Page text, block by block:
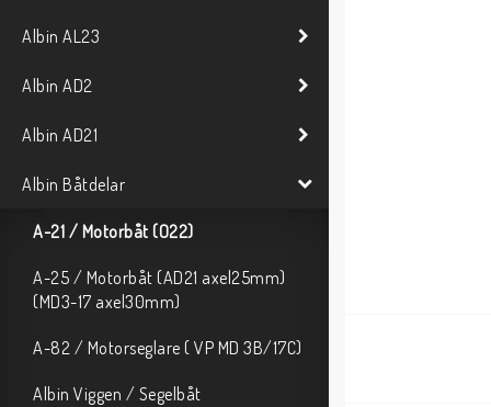
Albin AL23
Albin AD2
Albin AD21
Albin Båtdelar
A-21 / Motorbåt (O22)
A-25 / Motorbåt (AD21 axel25mm)
(MD3-17 axel30mm)
A-82 / Motorseglare ( VP MD 3B/17C)
Albin Viggen / Segelbåt